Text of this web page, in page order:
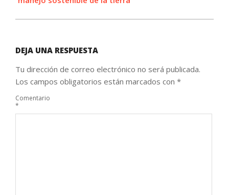
DEJA UNA RESPUESTA
Tu dirección de correo electrónico no será publicada.
Los campos obligatorios están marcados con *
Comentario
*